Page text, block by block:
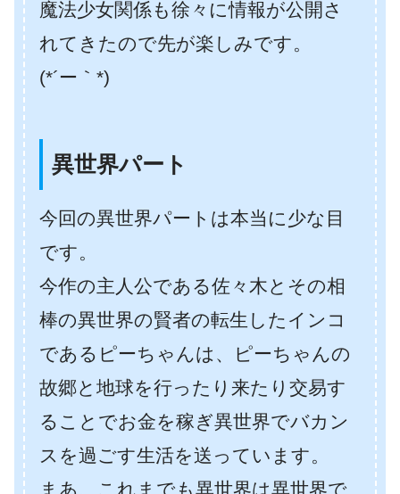
魔法少女関係も徐々に情報が公開さ
れてきたので先が楽しみです。
(*´ー｀*)
異世界パート
今回の異世界パートは本当に少な目
です。
今作の主人公である佐々木とその相
棒の異世界の賢者の転生したインコ
であるピーちゃんは、ピーちゃんの
故郷と地球を行ったり来たり交易す
ることでお金を稼ぎ異世界でバカン
スを過ごす生活を送っています。
まあ、これまでも異世界は異世界で